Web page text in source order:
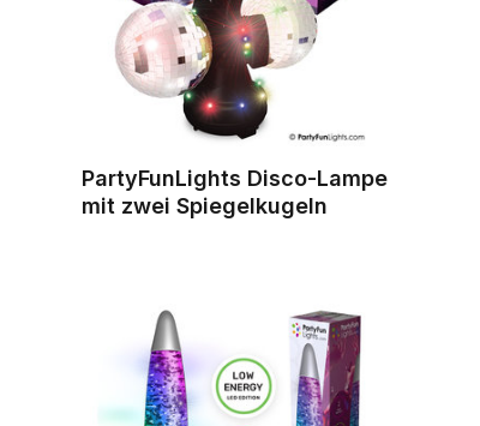
PartyFunLights Disco-Lampe
mit zwei Spiegelkugeln